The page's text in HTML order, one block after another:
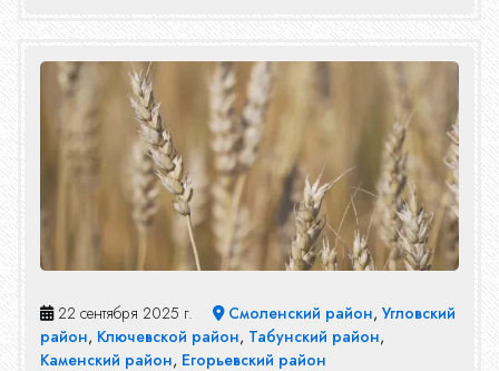
22 сентября 2025 г. Смоленский район,Угловский
район, Ключевской район, Табунский район,
Каменский район, Егорьевский район